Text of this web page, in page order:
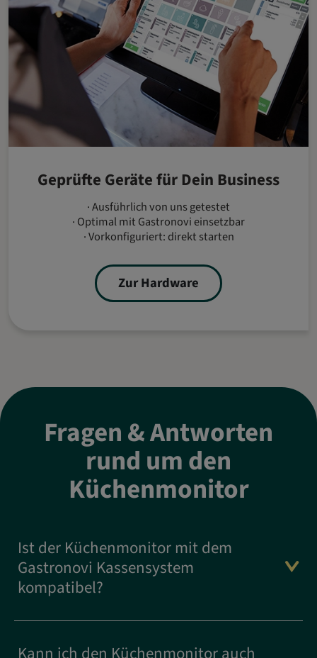
Geprüfte Geräte für Dein Business
· Ausführlich von uns getestet
· Optimal mit Gastronovi einsetzbar
· Vorkonfiguriert: direkt starten
Zur Hardware
Fragen & Antworten
rund um den
Küchenmonitor
Ist der Küchenmonitor mit dem
Gastronovi Kassensystem
kompatibel?